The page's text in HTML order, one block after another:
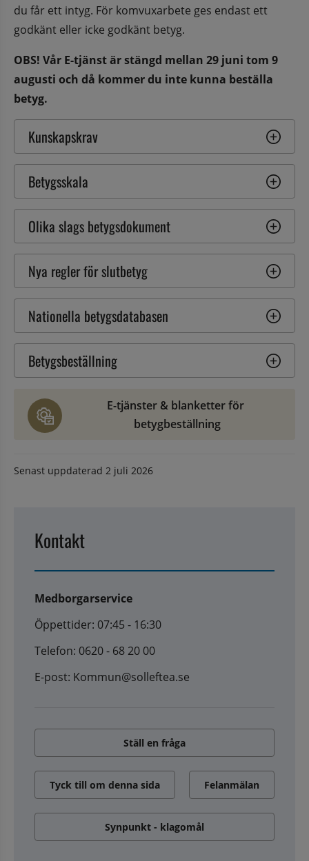
du får ett intyg. För komvuxarbete ges endast ett
godkänt eller icke godkänt betyg.
OBS! Vår E-tjänst är stängd mellan 29 juni tom 9
augusti och då kommer du inte kunna beställa
betyg.
Kunskapskrav
Betygsskala
Olika slags betygsdokument
Nya regler för slutbetyg
Nationella betygsdatabasen
Betygsbeställning
E-tjänster & blanketter för
betygbeställning
Senast uppdaterad 2 juli 2026
Kontakt
Medborgarservice
Öppettider: 07:45 - 16:30
Telefon: 0620 - 68 20 00
E-post: Kommun@solleftea.se
Ställ en fråga
Tyck till om denna sida Felanmälan
Synpunkt - klagomål